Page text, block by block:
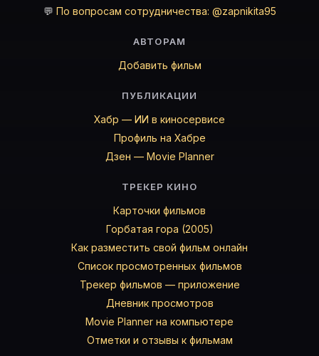
💬 По вопросам сотрудничества: @zapnikita95
АВТОРАМ
Добавить фильм
ПУБЛИКАЦИИ
Хабр — ИИ в киносервисе
Профиль на Хабре
Дзен — Movie Planner
ТРЕКЕР КИНО
Карточки фильмов
Горбатая гора (2005)
Как разместить свой фильм онлайн
Список просмотренных фильмов
Трекер фильмов — приложение
Дневник просмотров
Movie Planner на компьютере
Отметки и отзывы к фильмам